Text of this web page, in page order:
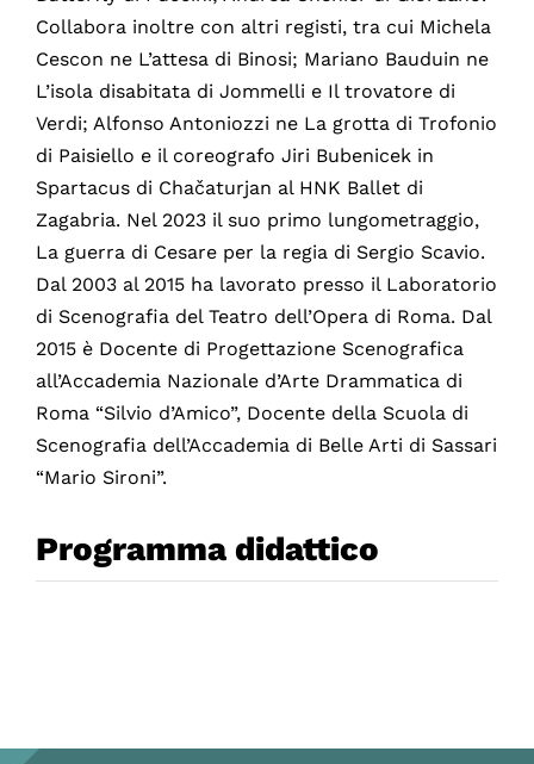
Collabora inoltre con altri registi, tra cui Michela
Cescon ne L’attesa di Binosi; Mariano Bauduin ne
L’isola disabitata di Jommelli e Il trovatore di
Verdi; Alfonso Antoniozzi ne La grotta di Trofonio
di Paisiello e il coreografo Jiri Bubenicek in
Spartacus di Chačaturjan al HNK Ballet di
Zagabria. Nel 2023 il suo primo lungometraggio,
La guerra di Cesare per la regia di Sergio Scavio.
Dal 2003 al 2015 ha lavorato presso il Laboratorio
di Scenografia del Teatro dell’Opera di Roma. Dal
2015 è Docente di Progettazione Scenografica
all’Accademia Nazionale d’Arte Drammatica di
Roma “Silvio d’Amico”, Docente della Scuola di
Scenografia dell’Accademia di Belle Arti di Sassari
“Mario Sironi”.
Programma didattico